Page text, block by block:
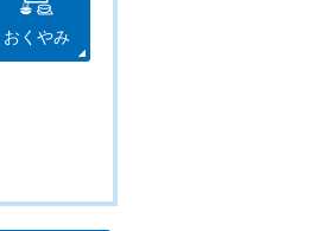
おくやみ